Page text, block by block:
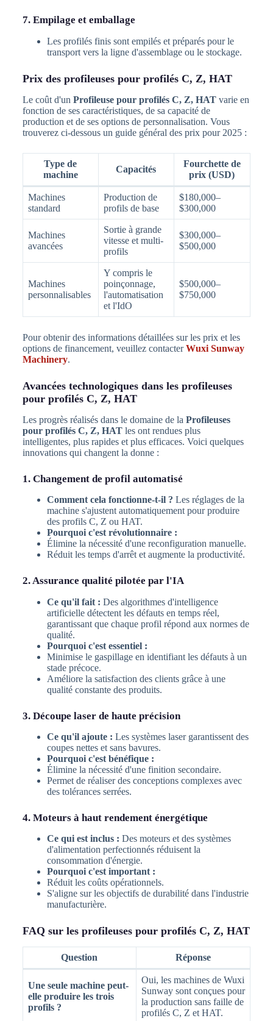
7. Empilage et emballage
Les profilés finis sont empilés et préparés pour le
transport vers la ligne d'assemblage ou le stockage.
Prix des profileuses pour profilés C, Z, HAT
Le coût d'un Profileuse pour profilés C, Z, HATvarie en
fonction de ses caractéristiques, de sa capacité de
production et de ses options de personnalisation. Vous
trouverez ci-dessous un guide général des prix pour 2025 :
Type de
machine
Capacités
Fourchette de
prix (USD)
Machines
standard
Production de
profils de base
$180,000–
$300,000
Machines
avancées
Sortie à grande
vitesse et multi-
profils
$300,000–
$500,000
Machines
personnalisables
Y compris le
poinçonnage,
l'automatisation
et l'IdO
$500,000–
$750,000
Pour obtenir des informations détaillées sur les prix et les
options de financement, veuillez contacterWuxi Sunway
Machinery.
Avancées technologiques dans les profileuses
pour profilés C, Z, HAT
Les progrès réalisés dans le domaine de la Profileuses
pour profilés C, Z, HATles ont rendues plus
intelligentes, plus rapides et plus efficaces. Voici quelques
innovations qui changent la donne :
1. Changement de profil automatisé
Comment cela fonctionne-t-il ? Les réglages de la
machine s'ajustent automatiquement pour produire
des profils C, Z ou HAT.
Pourquoi c'est révolutionnaire :
Élimine la nécessité d'une reconfiguration manuelle.
Réduit les temps d'arrêt et augmente la productivité.
2. Assurance qualité pilotée par l'IA
Ce qu'il fait : Des algorithmes d'intelligence
artificielle détectent les défauts en temps réel,
garantissant que chaque profil répond aux normes de
qualité.
Pourquoi c'est essentiel :
Minimise le gaspillage en identifiant les défauts à un
stade précoce.
Améliore la satisfaction des clients grâce à une
qualité constante des produits.
3. Découpe laser de haute précision
Ce qu'il ajoute : Les systèmes laser garantissent des
coupes nettes et sans bavures.
Pourquoi c'est bénéfique :
Élimine la nécessité d'une finition secondaire.
Permet de réaliser des conceptions complexes avec
des tolérances serrées.
4. Moteurs à haut rendement énergétique
Ce qui est inclus : Des moteurs et des systèmes
d'alimentation perfectionnés réduisent la
consommation d'énergie.
Pourquoi c'est important :
Réduit les coûts opérationnels.
S'aligne sur les objectifs de durabilité dans l'industrie
manufacturière.
FAQ sur les profileuses pour profilés C, Z, HAT
Question Réponse
Une seule machine peut-
elle produire les trois
profils ?
Oui, les machines de Wuxi
Sunway sont conçues pour
la production sans faille de
profilés C, Z et HAT.